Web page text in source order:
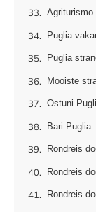
Agriturismo
Puglia
Puglia
Mooiste
Ostuni
Bari Puglia
Rondreis
Rondreis
Rondreis